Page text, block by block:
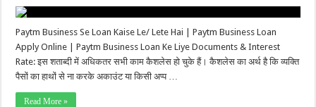
Paytm Business Se Loan Kaise Le/ Lete Hai | Paytm Business Loan
Apply Online | Paytm Business Loan Ke Liye Documents & Interest
Rate: इस शताब्दी में अधिकतर सभी काम कैशलेस हो चुके हैं। कैशलेस का अर्थ है कि व्यक्ति
पैसों का हाथों से ना करके अकाउंट या किसी अप्प …
Read More »